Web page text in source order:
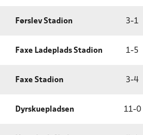
Førslev Stadion 3-1
Faxe Ladeplads Stadion 1-5
Faxe Stadion 3-4
Dyrskuepladsen 11-0